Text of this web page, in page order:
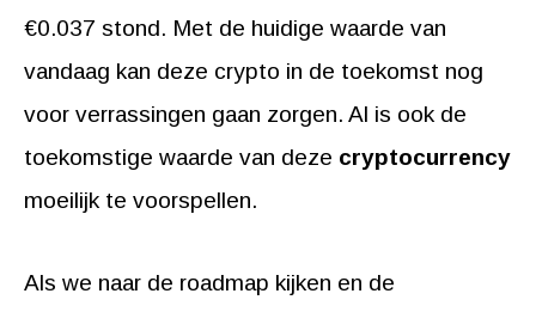
€0.037 stond. Met de huidige waarde van
vandaag kan deze crypto in de toekomst nog
voor verrassingen gaan zorgen. Al is ook de
toekomstige waarde van deze cryptocurrency
moeilijk te voorspellen.
Als we naar de roadmap kijken en de